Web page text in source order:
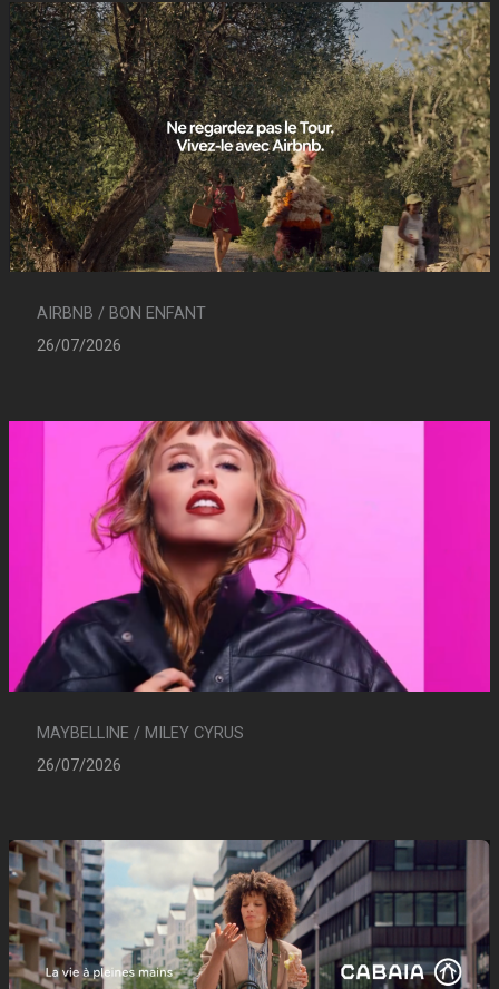
AIRBNB / BON ENFANT
26/07/2026
MAYBELLINE / MILEY CYRUS
26/07/2026